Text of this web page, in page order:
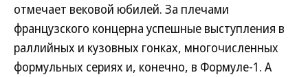
отмечает вековой юбилей. За плечами
французского концерна успешные выступления в
раллийных и кузовных гонках, многочисленных
формульных сериях и, конечно, в Формуле-1. А